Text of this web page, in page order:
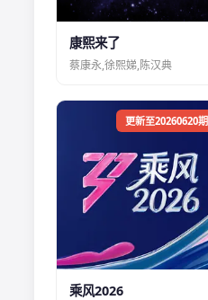
康熙来了
蔡康永,徐熙娣,陈汉典
更新至20260620期
乘风2026